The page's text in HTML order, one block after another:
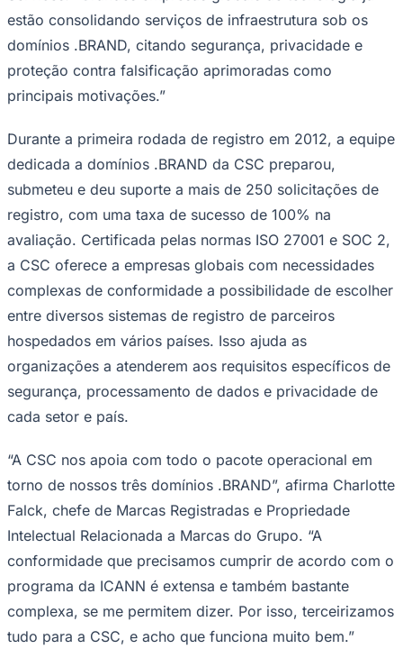
estão consolidando serviços de infraestrutura sob os
domínios .BRAND, citando segurança, privacidade e
proteção contra falsificação aprimoradas como
principais motivações.”
Durante a primeira rodada de registro em 2012, a equipe
dedicada a domínios .BRAND da CSC preparou,
submeteu e deu suporte a mais de 250 solicitações de
registro, com uma taxa de sucesso de 100% na
avaliação. Certificada pelas normas ISO 27001 e SOC 2,
a CSC oferece a empresas globais com necessidades
complexas de conformidade a possibilidade de escolher
entre diversos sistemas de registro de parceiros
hospedados em vários países. Isso ajuda as
organizações a atenderem aos requisitos específicos de
segurança, processamento de dados e privacidade de
cada setor e país.
“A CSC nos apoia com todo o pacote operacional em
torno de nossos três domínios .BRAND”, afirma Charlotte
Falck, chefe de Marcas Registradas e Propriedade
Intelectual Relacionada a Marcas do Grupo. “A
conformidade que precisamos cumprir de acordo com o
programa da ICANN é extensa e também bastante
complexa, se me permitem dizer. Por isso, terceirizamos
tudo para a CSC, e acho que funciona muito bem.”